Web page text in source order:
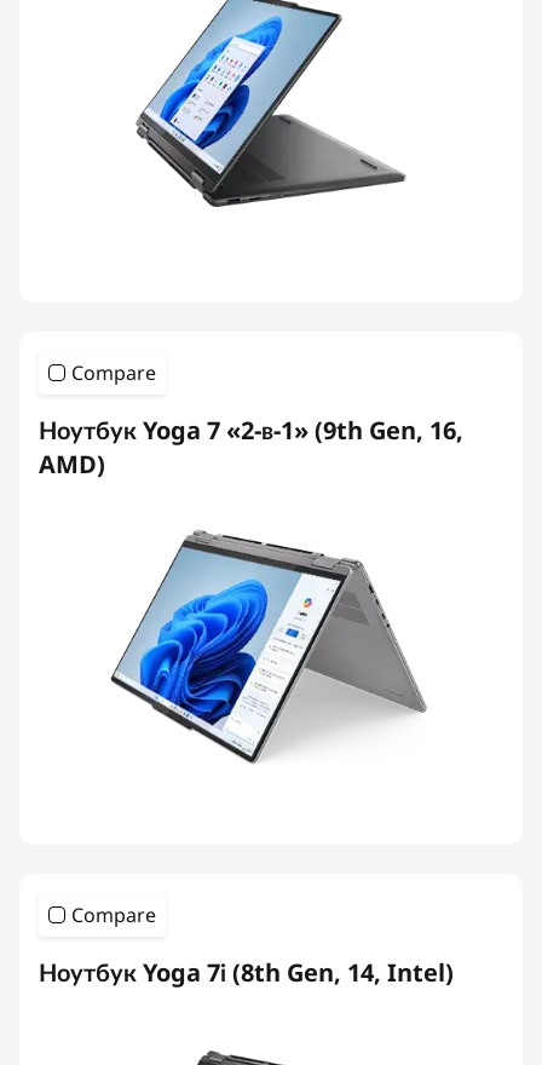
Compare
Ноутбук Yoga 7 «2-в-1» (9th Gen, 16,
AMD)
Compare
Ноутбук Yoga 7i (8th Gen, 14, Intel)